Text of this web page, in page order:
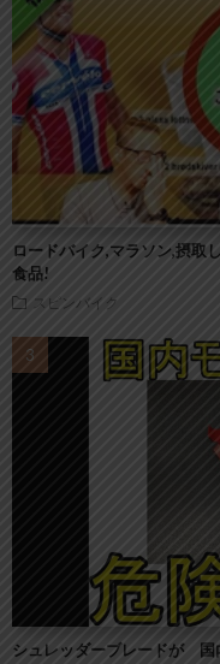
ロードバイク,マラソン,摂取
食品!
スピンバイク
シュレッダーブレードが